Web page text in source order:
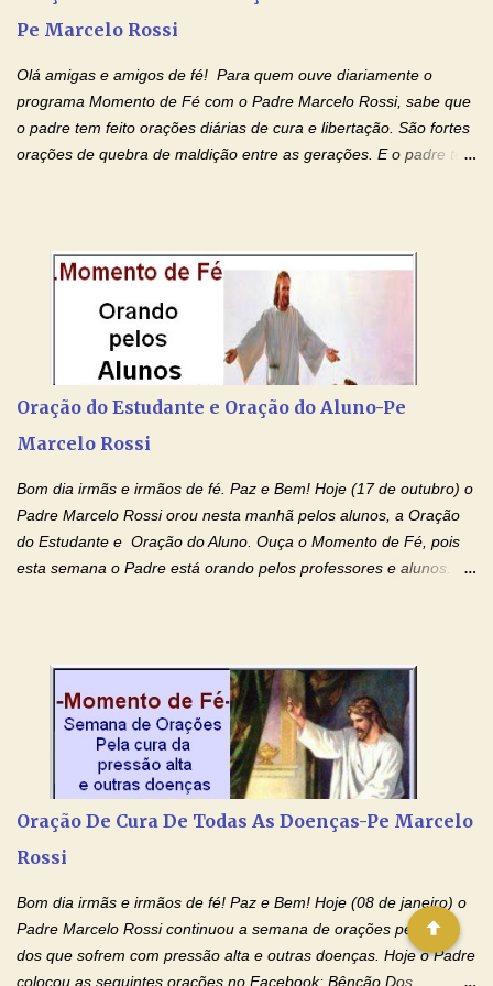
Pe Marcelo Rossi
Olá amigas e amigos de fé! Para quem ouve diariamente o
programa Momento de Fé com o Padre Marcelo Rossi, sabe que
o padre tem feito orações diárias de cura e libertação. São fortes
orações de quebra de maldição entre as gerações. E o padre tem
por estas valiosas orações. Tenham um lindo fim de semana na
paz de Jesus Cristo e no amor de Maria Santíssima. Adriana-
Devoção e Fé Clique para acessar: Facebook Padre Marcelo
Rossi Site Padre Marcelo Rossi (para ouvir o Momento de Fé)
Tocai, Cura! E Restaura! "Jesus, no poder de Seu Nome, peço
gerações, através de todas as raízes da minha árvore
genealógica. Que o Sangue de Jesus, purificador e vivificante,
Oração do Estudante e Oração do Aluno-Pe
Marcelo Rossi
Bom dia irmãs e irmãos de fé. Paz e Bem! Hoje (17 de outubro) o
Padre Marcelo Rossi orou nesta manhã pelos alunos, a Oração
do Estudante e Oração do Aluno. Ouça o Momento de Fé, pois
esta semana o Padre está orando pelos professores e alunos.
intelectualmente e espiritualmente para o dia da prova. Confie no
amor Ágape de Jesus e no amor materno de Nossa Senhora.
Fique com a paz de Jesus e o amor de Maria! Adriana-Devoção e
Fé Oração do Estudante I Senhor, eu sou estudante, e por sinal,
inteligente. Prova isto é o fato de eu estar aqui, conversando com
de estudar. Mas, como o Senhor sabe, a vida de estudante nem
sempre é fácil. A rotina cansa e o aprender exige uma série de
Oração De Cura De Todas As Doenças-Pe Marcelo
Rossi
Bom dia irmãs e irmãos de fé! Paz e Bem! Hoje (08 de janeiro) o
Padre Marcelo Rossi continuou a semana de orações pela cura
dos que sofrem com pressão alta e outras doenças. Hoje o Padre
colocou as seguintes orações no Facebook: Bênção Dos